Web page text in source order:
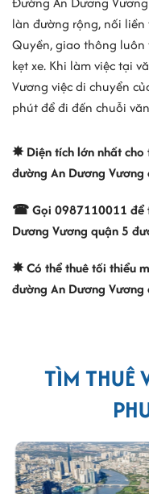
làn đường rộng, nối
Quyền, giao thông
kẹt xe. Khi làm việc tại
Vương việc di chuyển
phút để đi đến chuỗi
✸ Diện tích lớn nhất cho
đường An Dương Vương
☎ Gọi 0987110011 để
Dương Vương quận 5
✸ Có thể thuê tối thiểu
đường An Dương Vương
TÌM THUÊ